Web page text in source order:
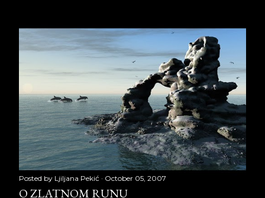
Posted by Ljiljana Pekić October 05, 2007
O ZLATNOM RUNU